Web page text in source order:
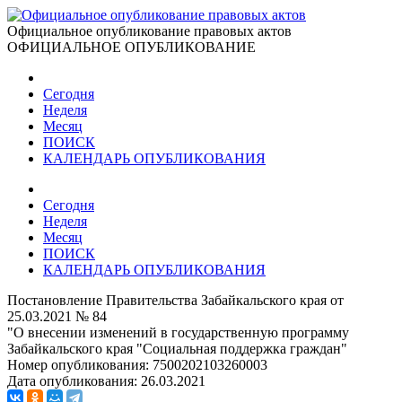
Официальное опубликование правовых актов
ОФИЦИАЛЬНОЕ ОПУБЛИКОВАНИЕ
Сегодня
Неделя
Месяц
ПОИСК
КАЛЕНДАРЬ ОПУБЛИКОВАНИЯ
Сегодня
Неделя
Месяц
ПОИСК
КАЛЕНДАРЬ ОПУБЛИКОВАНИЯ
Постановление Правительства Забайкальского края от
25.03.2021 № 84
"О внесении изменений в государственную программу
Забайкальского края "Социальная поддержка граждан"
Номер опубликования: 7500202103260003
Дата опубликования: 26.03.2021